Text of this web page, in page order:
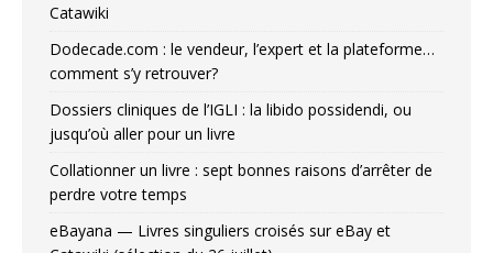
Catawiki
Dodecade.com : le vendeur, l’expert et la plateforme…
comment s’y retrouver?
Dossiers cliniques de l’IGLI : la libido possidendi, ou
jusqu’où aller pour un livre
Collationner un livre : sept bonnes raisons d’arrêter de
perdre votre temps
eBayana — Livres singuliers croisés sur eBay et